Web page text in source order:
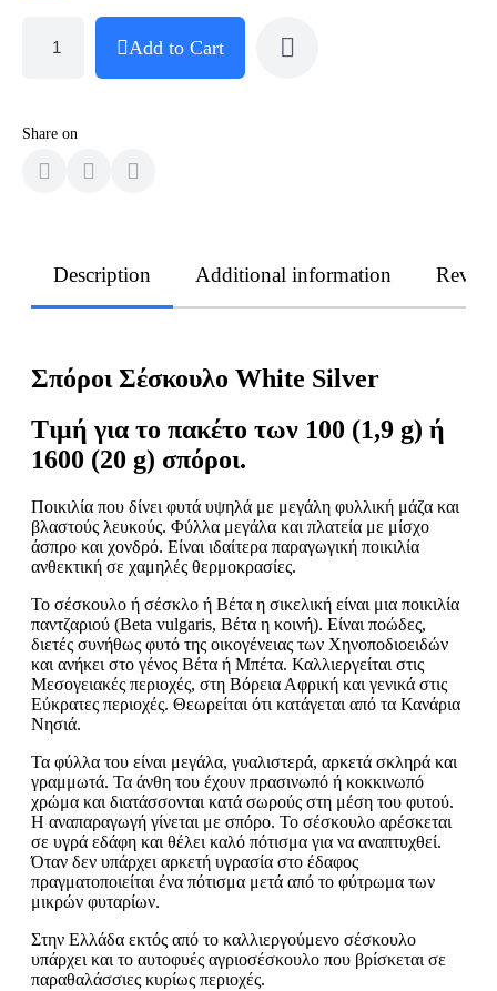
Add to Cart
Share on
Description Additional information
Σπόροι Σέσκουλο White Silver
Τιμή για το πακέτο των 100 (1,9 g) ή
1600 (20 g) σπόροι.
Ποικιλία που δίνει φυτά υψηλά με μεγάλη φυλλική μάζα και
βλαστούς λευκούς. Φύλλα μεγάλα και πλατεία με μίσχο
άσπρο και χονδρό. Είναι ιδαίτερα παραγωγική ποικιλία
ανθεκτική σε χαμηλές θερμοκρασίες.
Το σέσκουλο ή σέσκλο ή Βέτα η σικελική είναι μια ποικιλία
παντζαριού (Beta vulgaris, Βέτα η κοινή). Είναι ποώδες,
διετές συνήθως φυτό της οικογένειας των Χηνοποδιοειδών
και ανήκει στο γένος Βέτα ή Μπέτα. Καλλιεργείται στις
Μεσογειακές περιοχές, στη Βόρεια Αφρική και γενικά στις
Εύκρατες περιοχές. Θεωρείται ότι κατάγεται από τα Κανάρια
Νησιά.
Τα φύλλα του είναι μεγάλα, γυαλιστερά, αρκετά σκληρά και
γραμμωτά. Τα άνθη του έχουν πρασινωπό ή κοκκινωπό
χρώμα και διατάσσονται κατά σωρούς στη μέση του φυτού.
Η αναπαραγωγή γίνεται με σπόρο. Το σέσκουλο αρέσκεται
σε υγρά εδάφη και θέλει καλό πότισμα για να αναπτυχθεί.
Όταν δεν υπάρχει αρκετή υγρασία στο έδαφος
πραγματοποιείται ένα πότισμα μετά από το φύτρωμα των
μικρών φυταρίων.
Στην Ελλάδα εκτός από το καλλιεργούμενο σέσκουλο
υπάρχει και το αυτοφυές αγριοσέσκουλο που βρίσκεται σε
παραθαλάσσιες κυρίως περιοχές.